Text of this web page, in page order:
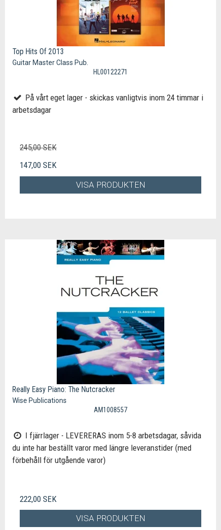
Top Hits Of 2013
Guitar Master Class Pub.
HL00122271
På vårt eget lager - skickas vanligtvis inom 24 timmar i
arbetsdagar
245,00 SEK
147,00 SEK
VISA PRODUKTEN
Really Easy Piano: The Nutcracker
Wise Publications
AM1008557
I fjärrlager - LEVERERAS inom 5-8 arbetsdagar, såvida
du inte har beställt varor med längre leveranstider (med
förbehåll för utgående varor)
222,00 SEK
VISA PRODUKTEN